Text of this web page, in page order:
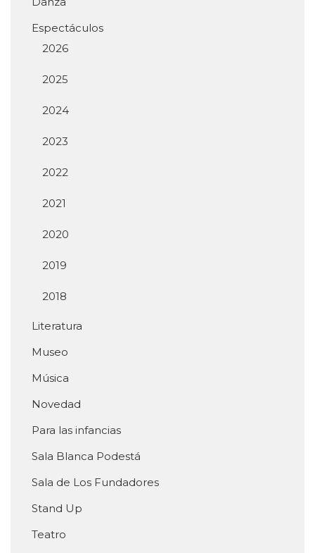
Espectáculos
2026
2025
2024
2023
2022
2021
2020
2019
2018
Literatura
Museo
Música
Novedad
Para las infancias
Sala Blanca Podestá
Sala de Los Fundadores
Stand Up
Teatro